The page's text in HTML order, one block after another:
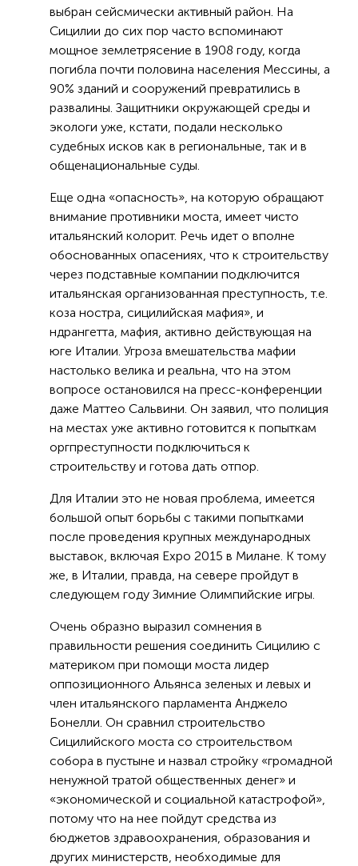
выбран сейсмически активный район. На
Сицилии до сих пор часто вспоминают
мощное землетрясение в 1908 году, когда
погибла почти половина населения Мессины, а
90% зданий и сооружений превратились в
развалины. Защитники окружающей среды и
экологи уже, кстати, подали несколько
судебных исков как в региональные, так и в
общенациональные суды.
Еще одна «опасность», на которую обращают
внимание противники моста, имеет чисто
итальянский колорит. Речь идет о вполне
обоснованных опасениях, что к строительству
через подставные компании подключится
итальянская организованная преступность, т.е.
коза ностра, сицилийская мафия», и
ндрангетта, мафия, активно действующая на
юге Италии. Угроза вмешательства мафии
настолько велика и реальна, что на этом
вопросе остановился на пресс-конференции
даже Маттео Сальвини. Он заявил, что полиция
на местах уже активно готовится к попыткам
оргпреступности подключиться к
строительству и готова дать отпор.
Для Италии это не новая проблема, имеется
большой опыт борьбы с такими попытками
после проведения крупных международных
выставок, включая Expo 2015 в Милане. К тому
же, в Италии, правда, на севере пройдут в
следующем году Зимние Олимпийские игры.
Очень образно выразил сомнения в
правильности решения соединить Сицилию с
материком при помощи моста лидер
оппозиционного Альянса зеленых и левых и
член итальянского парламента Анджело
Бонелли. Он сравнил строительство
Сицилийского моста со строительством
собора в пустыне и назвал стройку «громадной
ненужной тратой общественных денег» и
«экономической и социальной катастрофой»,
потому что на нее пойдут средства из
бюджетов здравоохранения, образования и
других министерств, необходимые для